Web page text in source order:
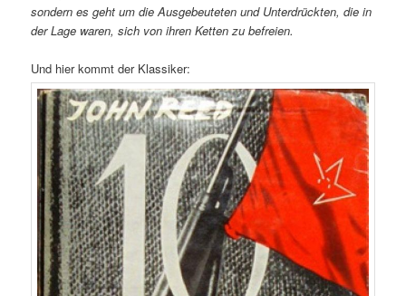
sondern es geht um die Ausgebeuteten und Unterdrückten, die in
der Lage waren, sich von ihren Ketten zu befreien.
Und hier kommt der Klassiker: